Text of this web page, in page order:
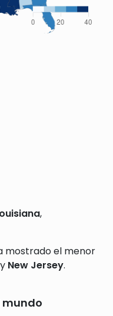
,
mostrado el menor
y New Jersey.
mundo